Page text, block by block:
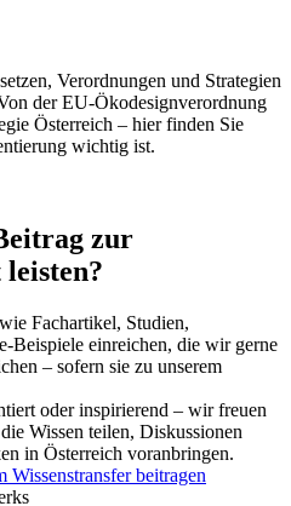
Verordnungen und Strategien
der EU-Ökodesignverordnung
Österreich – hier finden Sie
wichtig ist.
zur
Fachartikel, Studien,
Beispiele einreichen, die wir gerne
– sofern sie zu unserem
oder inspirierend – wir freuen
Wissen teilen, Diskussionen
in Österreich voranbringen.
Wissenstransfer beitragen